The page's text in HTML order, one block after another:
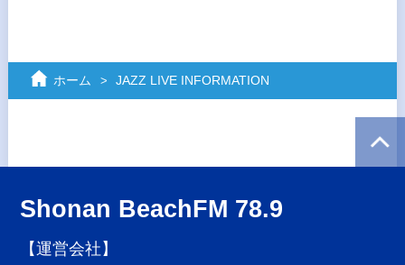
ホーム JAZZ LIVE INFORMATION
Shonan BeachFM 78.9
【運営会社】